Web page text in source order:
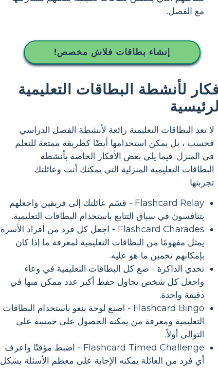
مع الفصل.
إنشاء بطاقات فلاش مخصص!
لأنشطة البطاقات التعليمية
لا تعد البطاقات التعليمية رائعة لأنشطة الفصل الدراسي
فحسب ، بل يمكن استخدامها أيضًا كطريقة ممتعة للتعلم
في المنزل. فيما يلي بعض الأفكار الخاصة بأنشطة
البطاقات التعليمية المنزلية التي يمكنك أنت وعائلتك
تجربتها:
Flashcard Relay - قسّم عائلتك إلى فريقين واجعلهم
يتنافسون في سباق التتابع باستخدام البطاقات التعليمية.
Flashcard Charades - اجعل كل فرد من أفراد الأسرة
يمثل مفهومًا من البطاقات التعليمية لمعرفة ما إذا كان
بإمكانهم تخمين ما هو عليه.
تحدي الذاكرة - ضع كل البطاقات التعليمية في وعاء
واجعل كل شخص يحاول حفظ أكبر عدد ممكن منها في
دقيقة واحدة.
Flashcard Bingo - اصنع لوحة بنغو باستخدام البطاقات
التعليمية ومعرفة من يمكنه الحصول على خمسة على
التوالي أولاً.
Flashcard Timed Challenge - اضبط مؤقتًا واعرف
أي فرد من العائلة يمكنه الإجابة على معظم الأسئلة بشكل